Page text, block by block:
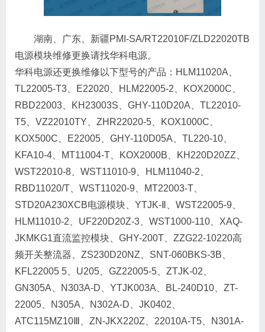
湖南、广东、新疆PMI-SA/RT22010F/ZLD22020TB
电源模块维修更换请找华科电源。
华科电源还更换维修以下型号的产品：HLM11020A、
TL22005-T3、E22020、HLM22005-2、KOX2000C、
RBD22003、KH23003S、GHY-110D20A、TL22010-
T5、VZ22010TY、ZHR22020-5、KOX1000C、
KOX500C、E22005、GHY-110D05A、TL220-10、
KFA10-4、MT11004-T、KOX2000B、KH220D20ZZ、
WST22010-8、WST11010-9、HLM11040-2、
RBD11020/T、WST11020-9、MT22003-T、
STD20A230XCB电源模块、YTJK-Ⅱ、WST22005-9、
HLM11010-2、UF220D20Z-3、WST1000-110、XAQ-
JKMKG1直流监控模块、GHY-200T、ZZG22-10220高
频开关整流器、ZS230D20NZ、SNT-060BKS-3B、
KFL22005 5、U205、GZ22005-5、ZTJK-02、
GN305A、N303A-D、YTJK003A、BL-240D10、ZT-
22005、N305A、N302A-D、JK0402、
ATC115MZ10Ⅲ、ZN-JKX220Z、22010A-T5、N301A-